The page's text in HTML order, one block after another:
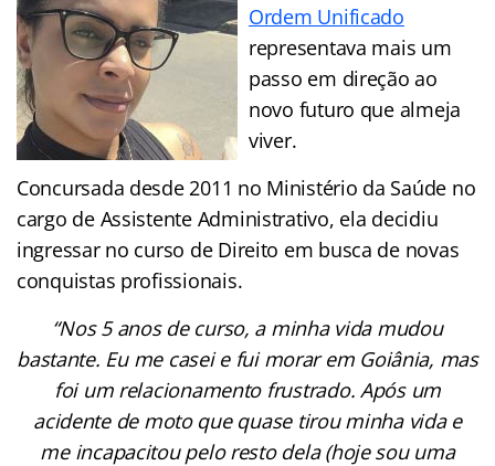
Ordem Unificado
representava mais um
passo em direção ao
novo futuro que almeja
viver.
Concursada desde 2011 no Ministério da Saúde no
cargo de Assistente Administrativo, ela decidiu
ingressar no curso de Direito em busca de novas
conquistas profissionais.
“Nos 5 anos de curso, a minha vida mudou
bastante. Eu me casei e fui morar em Goiânia, mas
foi um relacionamento frustrado. Após um
acidente de moto que quase tirou minha vida e
me incapacitou pelo resto dela (hoje sou uma